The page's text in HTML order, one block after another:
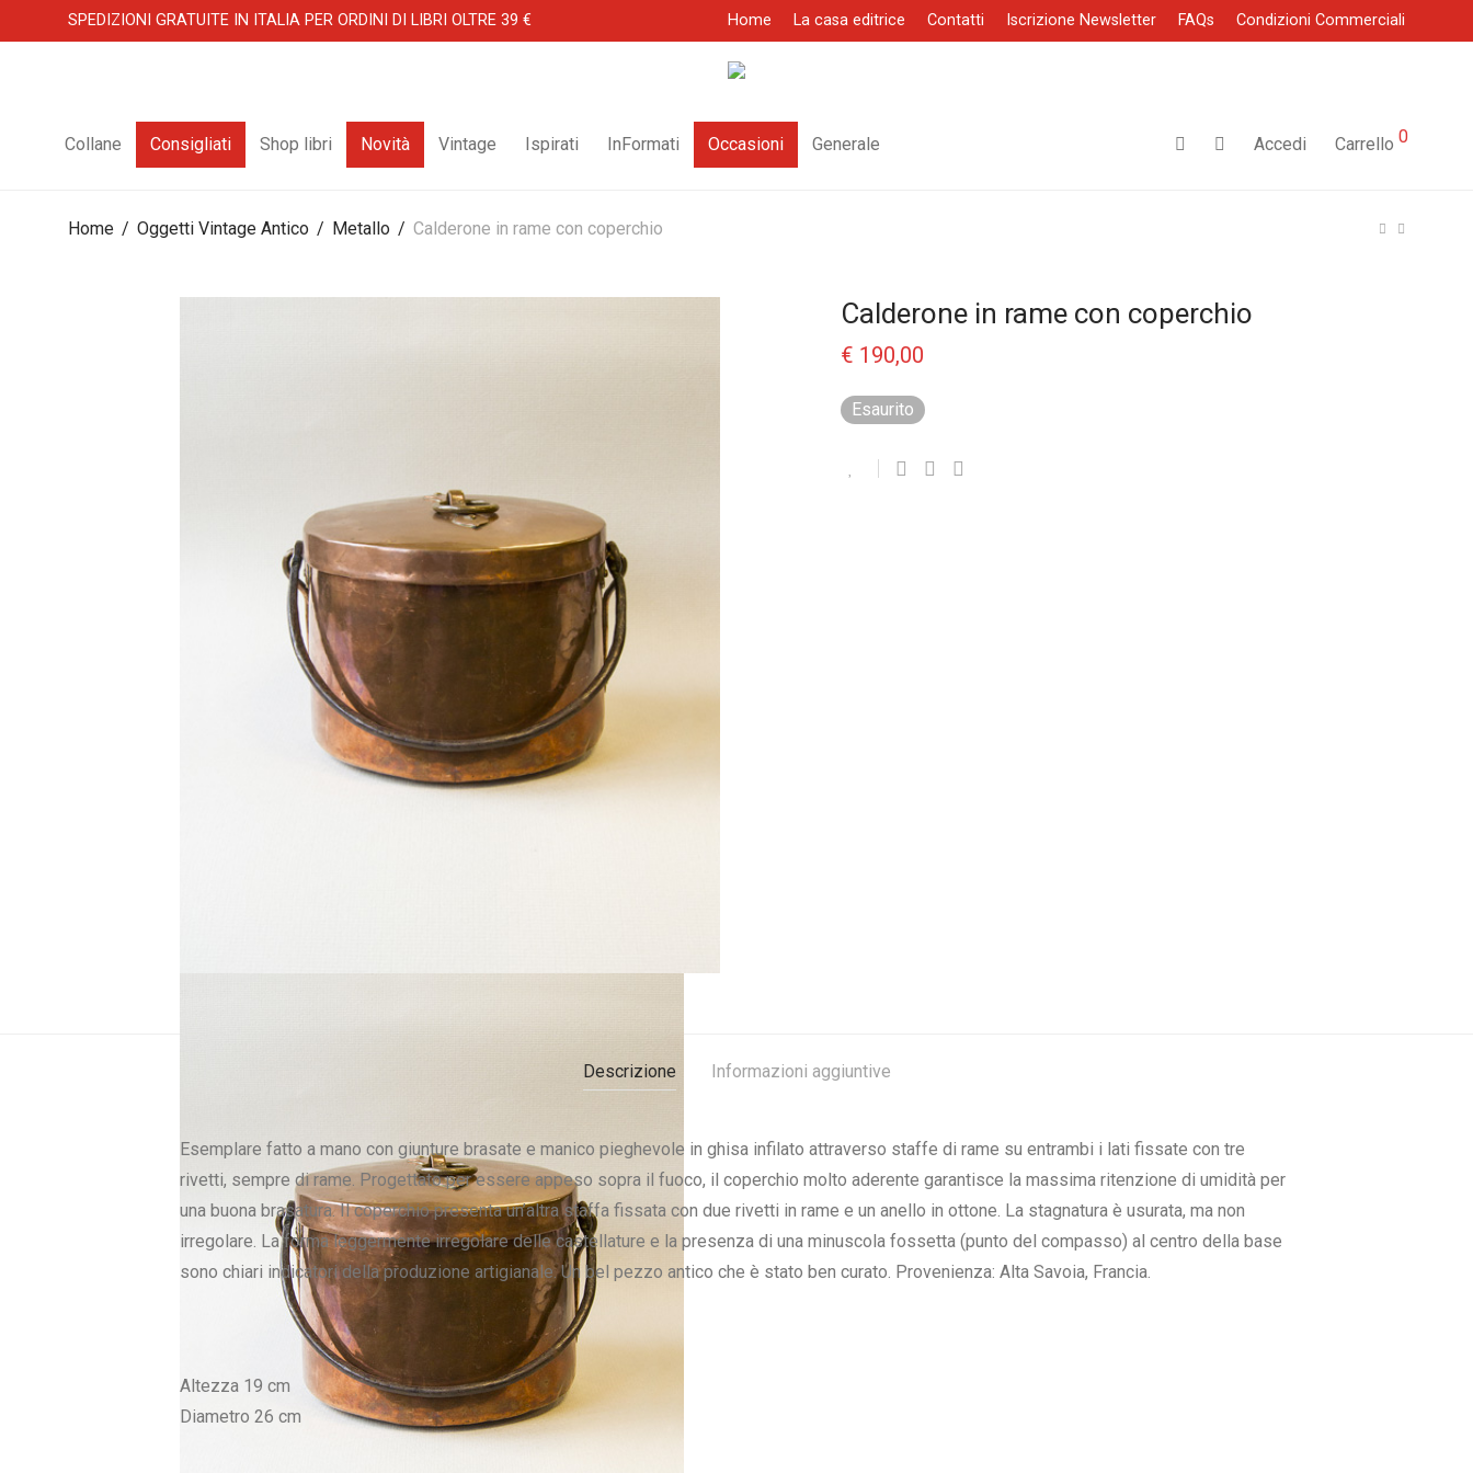
SPEDIZIONI GRATUITE IN ITALIA PER ORDINI DI LIBRI OLTRE 39 € Home La casa editrice Contatti Iscrizione Newsletter FAQs Condizioni Commerciali
Collane Consigliati Shop libri Novità Vintage Ispirati InFormati Occasioni Generale Accedi Carrello 0
Home / Oggetti Vintage Antico / Metallo / Calderone in rame con coperchio
Calderone in rame con coperchio
€ 190,00
Esaurito
Descrizione Informazioni aggiuntive
Esemplare fatto a mano con giunture brasate e manico pieghevole in ghisa infilato attraverso staffe di rame su entrambi i lati fissate con tre
rivetti, sempre di rame. Progettato per essere appeso sopra il fuoco, il coperchio molto aderente garantisce la massima ritenzione di umidità per
una buona brasatura. Il coperchio presenta un’altra staffa fissata con due rivetti in rame e un anello in ottone. La stagnatura è usurata, ma non
irregolare. La forma leggermente irregolare delle castellature e la presenza di una minuscola fossetta (punto del compasso) al centro della base
sono chiari indicatori della produzione artigianale. Un bel pezzo antico che è stato ben curato. Provenienza: Alta Savoia, Francia.
Altezza 19 cm
Diametro 26 cm